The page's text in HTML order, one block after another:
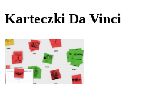
Karteczki Da Vinci